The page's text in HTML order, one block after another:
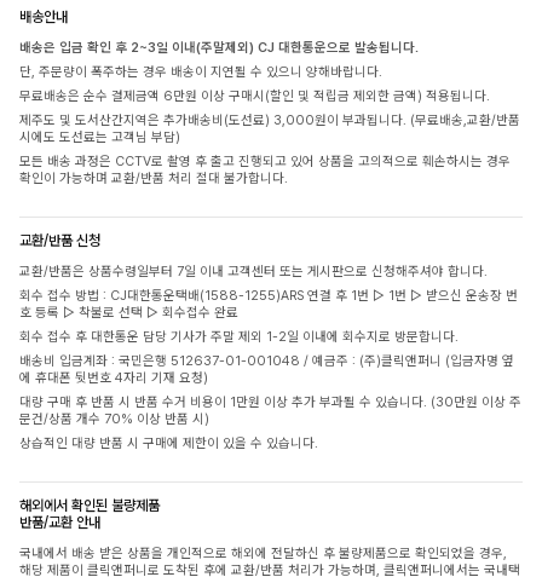
배송안내
배송은 입금 확인 후 2~3일 이내(주말제외) CJ 대한통운으로 발송됩니다.
단, 주문량이 폭주하는 경우 배송이 지연될 수 있으니 양해바랍니다.
무료배송은 순수 결제금액 6만원 이상 구매시(할인 및 적립금 제외한 금액) 적용됩니다.
제주도 및 도서산간지역은 추가배송비(도선료) 3,000원이 부과됩니다. (무료배송,교환/반품
시에도 도선료는 고객님 부담)
모든 배송 과정은 CCTV로 촬영 후 출고 진행되고 있어 상품을 고의적으로 훼손하시는 경우
확인이 가능하며 교환/반품 처리 절대 불가합니다.
교환/반품 신청
교환/반품은 상품수령일부터 7일 이내 고객센터 또는 게시판으로 신청해주셔야 합니다.
회수 접수 방법 : CJ대한통운택배(1588-1255)ARS 연결 후 1번 ▷ 1번 ▷ 받으신 운송장 번
호 등록 ▷ 착불로 선택 ▷ 회수접수 완료
회수 접수 후 대한통운 담당 기사가 주말 제외 1-2일 이내에 회수지로 방문합니다.
배송비 입금계좌 : 국민은행 512637-01-001048 / 예금주 : (주)클릭앤퍼니 (입금자명 옆
에 휴대폰 뒷번호 4자리 기재 요청)
대량 구매 후 반품 시 반품 수거 비용이 1만원 이상 추가 부과될 수 있습니다. (30만원 이상 주
문건/상품 개수 70% 이상 반품 시)
상습적인 대량 반품 시 구매에 제한이 있을 수 있습니다.
해외에서 확인된 불량제품
반품/교환 안내
국내에서 배송 받은 상품을 개인적으로 해외에 전달하신 후 불량제품으로 확인되었을 경우,
해당 제품이 클릭앤퍼니로 도착된 후에 교환/반품 처리가 가능하며, 클릭앤퍼니에서는 국내택